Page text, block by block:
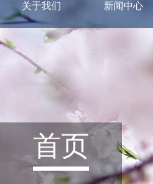
关于我们 新闻中心
首页